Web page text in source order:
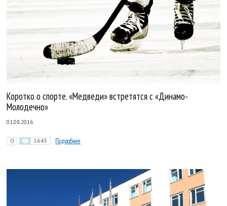
Коротко о спорте. «Медведи» встретятся с «Динамо-
Молодечно»
01.08.2016
0 1645 Подробнее